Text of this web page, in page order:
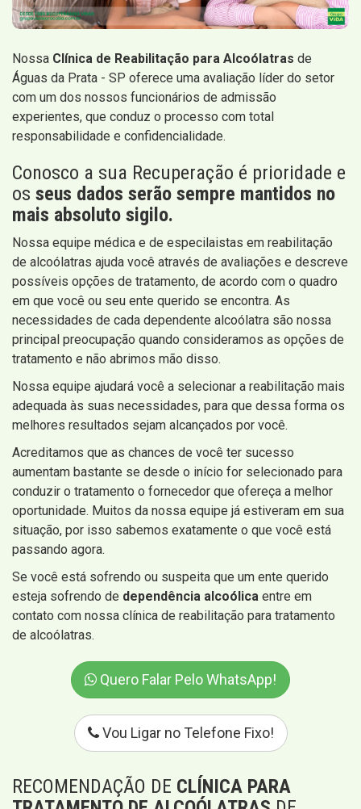
Nossa Clínica de Reabilitação para Alcoólatras de
Águas da Prata - SP oferece uma avaliação líder do setor
com um dos nossos funcionários de admissão
experientes, que conduz o processo com total
responsabilidade e confidencialidade.
Conosco a sua Recuperação é prioridade e
os seus dados serão sempre mantidos no
mais absoluto sigilo.
Nossa equipe médica e de especilaistas em reabilitação
de alcoólatras ajuda você através de avaliações e descreve
possíveis opções de tratamento, de acordo com o quadro
em que você ou seu ente querido se encontra. As
necessidades de cada dependente alcoólatra são nossa
principal preocupação quando consideramos as opções de
tratamento e não abrimos mão disso.
Nossa equipe ajudará você a selecionar a reabilitação mais
adequada às suas necessidades, para que dessa forma os
melhores resultados sejam alcançados por você.
Acreditamos que as chances de você ter sucesso
aumentam bastante se desde o início for selecionado para
conduzir o tratamento o fornecedor que ofereça a melhor
oportunidade. Muitos da nossa equipe já estiveram em sua
situação, por isso sabemos exatamente o que você está
passando agora.
Se você está sofrendo ou suspeita que um ente querido
esteja sofrendo de dependência alcoólica entre em
contato com nossa clínica de reabilitação para tratamento
de alcoólatras.
Quero Falar Pelo WhatsApp!
Vou Ligar no Telefone Fixo!
RECOMENDAÇÃO DE CLÍNICA PARA